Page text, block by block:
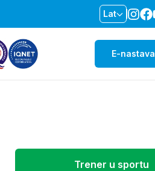
Lat
E-nastava
Trener u sportu